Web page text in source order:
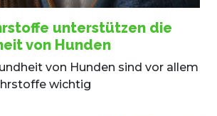
unterstützen die
von Hunden
von Hunden sind vor allem
wichtig